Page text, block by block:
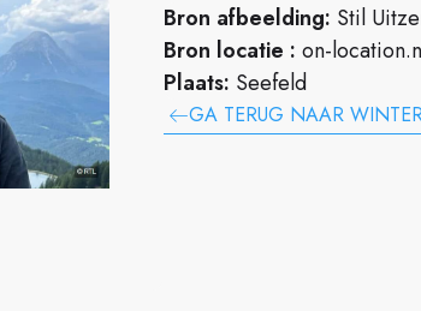
Bron afbeelding: Stil
Bron locatie : on-
Plaats: Seefeld
GA TERUG NAAR